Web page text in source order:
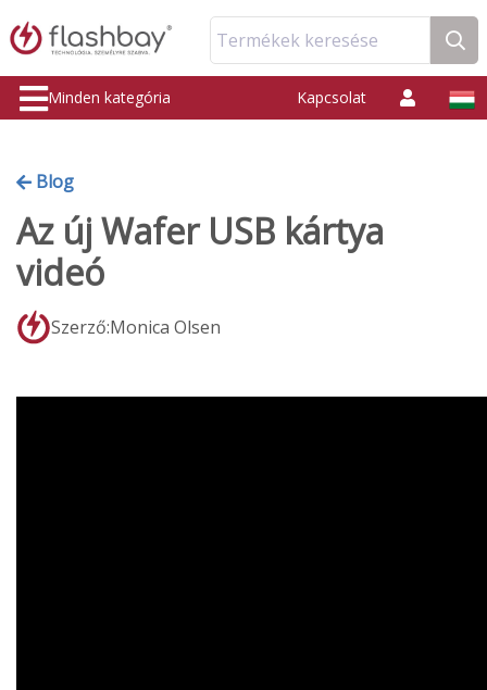
Termékek keresése
Minden kategória Kapcsolat
Blog
Az új Wafer USB kártya
videó
Szerző:Monica Olsen